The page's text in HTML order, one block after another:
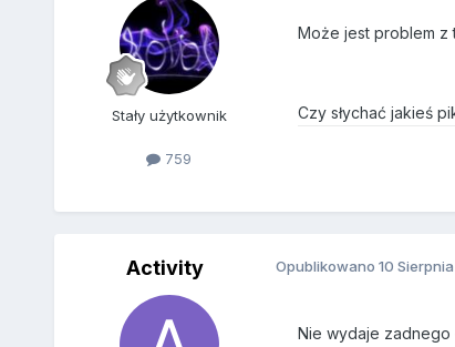
Stały użytkownik
759
Może jest problem z
Czy słychać jakieś
Activity Opublikowano 10
Nie wydaje zadnego